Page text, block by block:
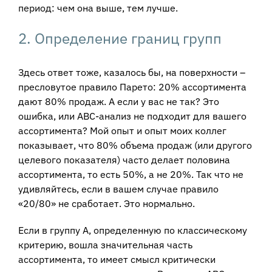
период: чем она выше, тем лучше.
2. Определение границ групп
Здесь ответ тоже, казалось бы, на поверхности –
пресловутое правило Парето: 20% ассортимента
дают 80% продаж. А если у вас не так? Это
ошибка, или АВС-анализ не подходит для вашего
ассортимента? Мой опыт и опыт моих коллег
показывает, что 80% объема продаж (или другого
целевого показателя) часто делает половина
ассортимента, то есть 50%, а не 20%. Так что не
удивляйтесь, если в вашем случае правило
«20/80» не сработает. Это нормально.
Если в группу А, определенную по классическому
критерию, вошла значительная часть
ассортимента, то имеет смысл критически